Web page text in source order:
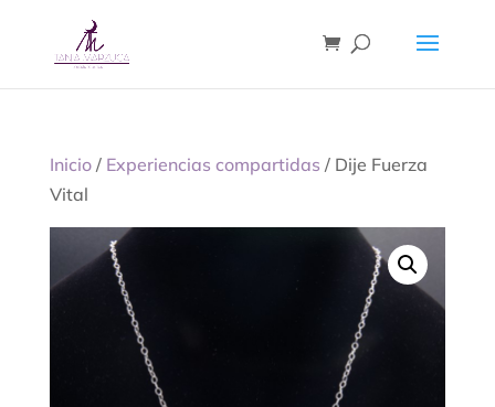
Inicio/ Experiencias compartidas / Dije Fuerza
Vital